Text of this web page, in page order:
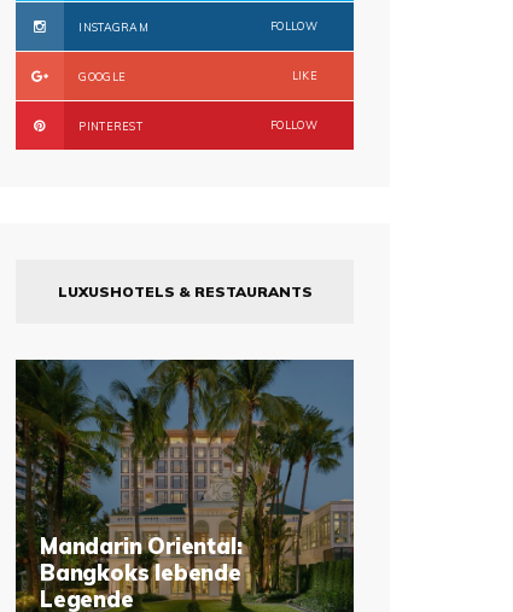
INSTAGRAM FOLLOW
GOOGLE LIKE
PINTEREST FOLLOW
LUXUSHOTELS & RESTAURANTS
Mandarin Oriental:
Bangkoks lebende
Legende